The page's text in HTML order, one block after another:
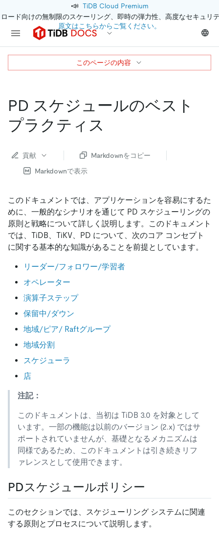
📣 TiDB Cloud Premium
ード向けの無制限のスケーリング、即時の弾力性、高度なセキュリ
原文はこちらからご覧ください。
PD スケジュールのベスト
プラクティス
貢献
Markdownをコピー
Markdownで表示
このドキュメントでは、アプリケーションを容易にするた
めに、一般的なシナリオを通じて PD スケジューリングの
原則と戦略について詳しく説明します。このドキュメント
では、TiDB、TiKV、PD について、次のコア コンセプト
に関する基本的な知識があることを前提としています。
リーダー/フォロワー/学習者
オペレーター
演算子ステップ
保留中/ダウン
地域/ピア/ Raftグループ
地域分割
スケジューラ
店
注記：
このドキュメントは、当初は TiDB 3.0 を対象として
います。一部の機能は以前のバージョン (2.x) ではサ
ポートされていませんが、基礎となるメカニズムは
同様であるため、このドキュメントは引き続きリフ
ァレンスとして使用できます。
PDスケジュールポリシー
このセクションでは、スケジューリング システムに関連
する原則とプロセスについて説明します。
このページの内容